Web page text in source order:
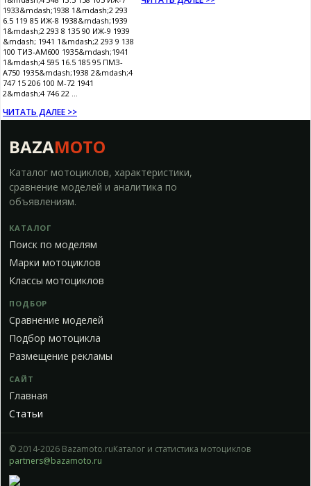
1933&mdash;1938 1&mdash;2 293
6.5 119 85 ИЖ-8 1938&mdash;1939
1&mdash;2 293 8 135 90 ИЖ-9 1939
&mdash; 1941 1&mdash;2 293 9 138
100 ТИЗ-АМ600 1935&mdash;1941
1&mdash;4 595 16.5 185 95 ПМЗ-
А750 1935&mdash;1938 2&mdash;4
747 15 206 100 М-72 1941
2&mdash;4 746 22 ...
ЧИТАТЬ ДАЛЕЕ >>
BAZAMOTO
Каталог мотоциклов, характеристики,
сравнение моделей и аналитика по
объявлениям.
КАТАЛОГ
Поиск по моделям
Марки мотоциклов
Классы мотоциклов
ПОДБОР
Сравнение моделей
Подбор мотоцикла
Размещение рекламы
САЙТ
Главная
Статьи
© 2014-2026 Bazamoto.ruКаталог и статистика мотоциклов
partners@bazamoto.ru